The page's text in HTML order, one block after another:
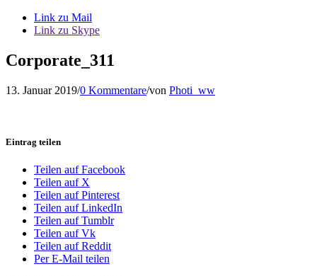
Link zu Mail
Link zu Skype
Corporate_311
13. Januar 2019/0 Kommentare/von Photi_ww
Eintrag teilen
Teilen auf Facebook
Teilen auf X
Teilen auf Pinterest
Teilen auf LinkedIn
Teilen auf Tumblr
Teilen auf Vk
Teilen auf Reddit
Per E-Mail teilen